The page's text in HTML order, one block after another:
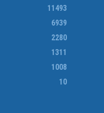
11493
6939
2280
1311
1008
10